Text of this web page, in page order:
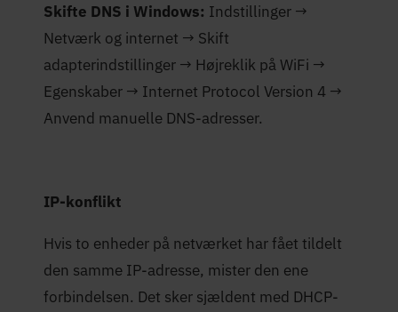
Skifte DNS i Windows: Indstillinger →
Netværk og internet → Skift
adapterindstillinger → Højreklik på WiFi →
Egenskaber → Internet Protocol Version 4 →
Anvend manuelle DNS-adresser.
IP-konflikt
Hvis to enheder på netværket har fået tildelt
den samme IP-adresse, mister den ene
forbindelsen. Det sker sjældent med DHCP-